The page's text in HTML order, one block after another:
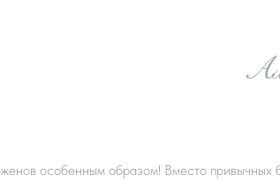
особенным образом! Вместо